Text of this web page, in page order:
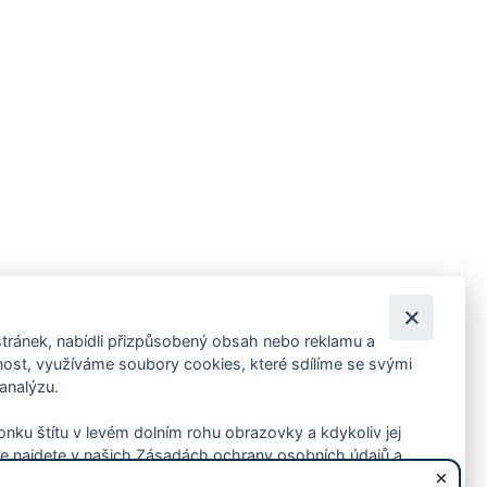
pozvánky na kulturní a sportovní akce?
nabídli přizpůsobený obsah nebo reklamu a
využíváme soubory cookies, které sdílíme se svými
štítu v levém dolním rohu obrazovky a kdykoliv jej
najdete v našich Zásadách ochrany osobních údajů a